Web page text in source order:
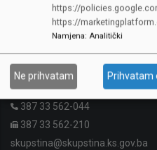
KONTAKTI
SKUPŠTINA
Adresa: Sarajevo, Reisa
387 33 562-044
387 33 562-210
skupstina@skupstina.ks.gov.ba
https://
https://
Namjena: Analitički
Ne prihvatam Prihvatam